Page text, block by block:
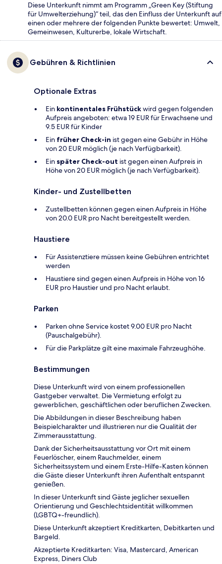
Diese Unterkunft nimmt am Programm „Green Key (Stiftung
für Umwelterziehung)“ teil, das den Einfluss der Unterkunft auf
einen oder mehrere der folgenden Punkte bewertet: Umwelt,
Gemeinwesen, Kulturerbe, lokale Wirtschaft.
Gebühren & Richtlinien
Optionale Extras
Ein kontinentales Frühstückwird gegen folgenden
Aufpreis angeboten: etwa 19 EUR für Erwachsene und
9.5 EUR für Kinder
Ein früher Check-in ist gegen eine Gebühr in Höhe
von 20 EUR möglich (je nach Verfügbarkeit).
Ein später Check-out ist gegen einen Aufpreis in
Höhe von 20 EUR möglich (je nach Verfügbarkeit).
Kinder- und Zustellbetten
Zustellbetten können gegen einen Aufpreis in Höhe
von 20.0 EUR pro Nacht bereitgestellt werden.
Haustiere
Für Assistenztiere müssen keine Gebühren entrichtet
werden
Haustiere sind gegen einen Aufpreis in Höhe von 16
EUR pro Haustier und pro Nacht erlaubt.
Parken
Parken ohne Service kostet 9.00 EUR pro Nacht
(Pauschalgebühr).
Für die Parkplätze gilt eine maximale Fahrzeughöhe.
Bestimmungen
Diese Unterkunft wird von einem professionellen
Gastgeber verwaltet. Die Vermietung erfolgt zu
gewerblichen, geschäftlichen oder beruflichen Zwecken.
Die Abbildungen in dieser Beschreibung haben
Beispielcharakter und illustrieren nur die Qualität der
Zimmerausstattung.
Dank der Sicherheitsausstattung vor Ort mit einem
Feuerlöscher, einem Rauchmelder, einem
Sicherheitssystem und einem Erste-Hilfe-Kasten können
die Gäste dieser Unterkunft ihren Aufenthalt entspannt
genießen.
In dieser Unterkunft sind Gäste jeglicher sexuellen
Orientierung und Geschlechtsidentität willkommen
(LGBTQ+-freundlich).
Diese Unterkunft akzeptiert Kreditkarten, Debitkarten und
Bargeld.
Akzeptierte Kreditkarten: Visa, Mastercard, American
Express, Diners Club